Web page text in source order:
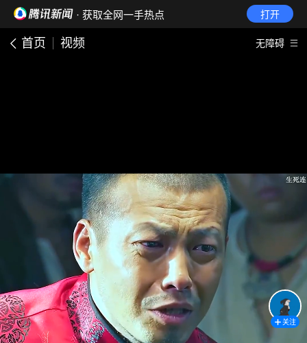
· 获取全网一手热点 打开
首页 视频 无障碍
关注